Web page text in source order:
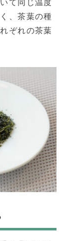
て同じ温度
、茶葉の種
ぞれの茶葉